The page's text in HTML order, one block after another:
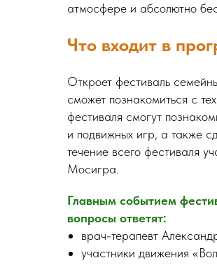
атмосфере и абсолютно
Что входит в
Откроет фестиваль
сможет познакомиться с
фестиваля смогут
и подвижных игр, а также
течение всего фестиваля
Мосигра.
Главным событием
вопросы ответят:
врач-терапевт
участники движения